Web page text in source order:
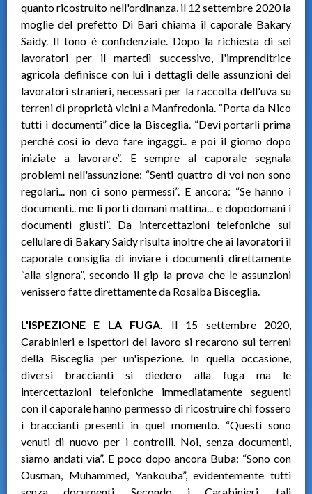
quanto ricostruito nell'ordinanza, il 12 settembre 2020 la
moglie del prefetto Di Bari chiama il caporale Bakary
Saidy. Il tono è confidenziale. Dopo la richiesta di sei
lavoratori per il martedì successivo, l'imprenditrice
agricola definisce con lui i dettagli delle assunzioni dei
lavoratori stranieri, necessari per la raccolta dell'uva su
terreni di proprietà vicini a Manfredonia. “Porta da Nico
tutti i documenti” dice la Bisceglia. “Devi portarli prima
perché così io devo fare ingaggi.. e poi il giorno dopo
iniziate a lavorare”. E sempre al caporale segnala
problemi nell'assunzione: “Senti quattro di voi non sono
regolari... non ci sono permessi”. E ancora: “Se hanno i
documenti.. me li porti domani mattina... e dopodomani i
documenti giusti”. Da intercettazioni telefoniche sul
cellulare di Bakary Saidy risulta inoltre che ai lavoratori il
caporale consiglia di inviare i documenti direttamente
“alla signora”, secondo il gip la prova che le assunzioni
venissero fatte direttamente da Rosalba Bisceglia.
L'ISPEZIONE E LA FUGA. Il 15 settembre 2020,
Carabinieri e Ispettori del lavoro si recarono sui terreni
della Bisceglia per un'ispezione. In quella occasione,
diversi braccianti si diedero alla fuga ma le
intercettazioni telefoniche immediatamente seguenti
con il caporale hanno permesso di ricostruire chi fossero
i braccianti presenti in quel momento. “Questi sono
venuti di nuovo per i controlli. Noi, senza documenti,
siamo andati via”. E poco dopo ancora Buba: “Sono con
Ousman, Muhammed, Yankouba”, evidentemente tutti